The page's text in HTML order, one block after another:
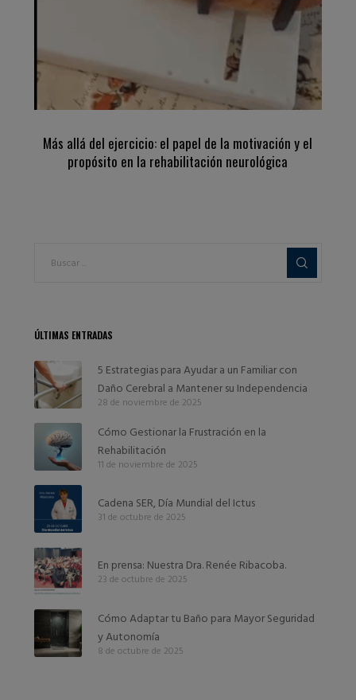
Más allá del ejercicio: el papel de la motivación y el
propósito en la rehabilitación neurológica
ÚLTIMAS ENTRADAS
5 Estrategias para Ayudar a un Familiar con
Daño Cerebral a Mantener su Independencia
28 de noviembre de 2025
Cómo Gestionar la Frustración en la
Rehabilitación
11 de noviembre de 2025
Cadena SER, Día Mundial del Ictus
31 de octubre de 2025
En prensa: Nuestra Dra. Renée Ribacoba.
23 de octubre de 2025
Cómo Adaptar tu Baño para Mayor Seguridad
y Autonomía
8 de octubre de 2025